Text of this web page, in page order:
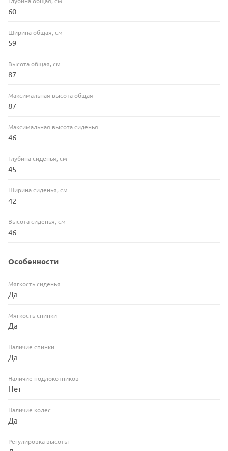
60
Ширина общая, см
59
Высота общая, см
87
Максимальная высота общая
87
Максимальная высота сиденья
46
Глубина сиденья, см
45
Ширина сиденья, см
42
Высота сиденья, см
46
Особенности
Мягкость сиденья
Да
Мягкость спинки
Да
Наличие спинки
Да
Наличие подлокотников
Нет
Наличие колес
Да
Регулировка высоты